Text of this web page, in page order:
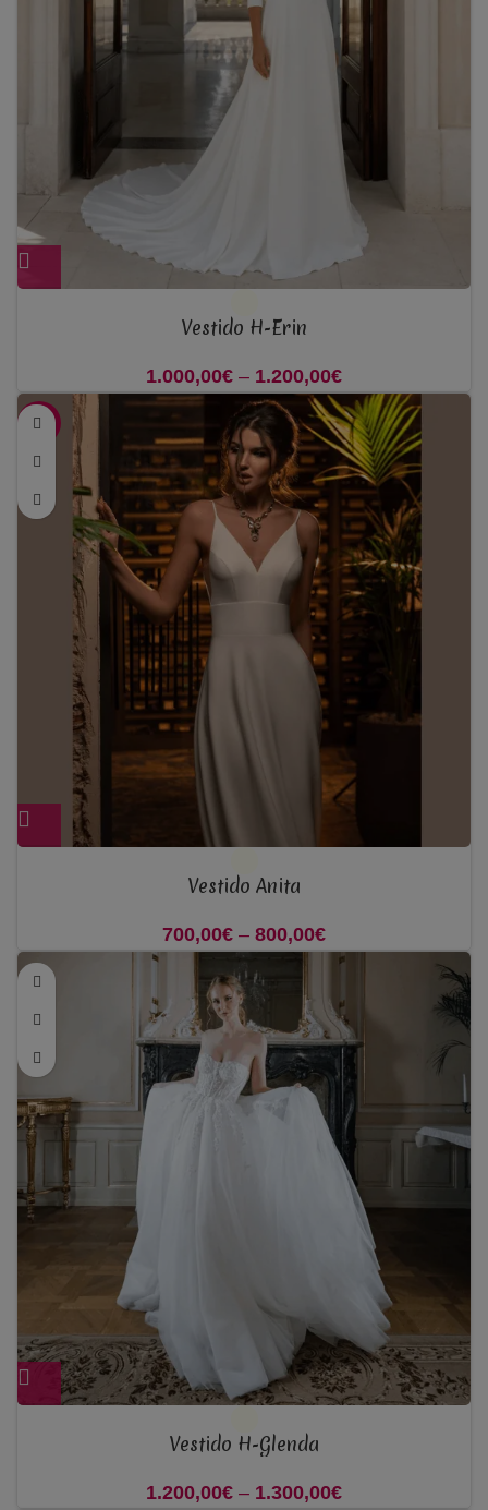
Vestido H-Erin
1.000,00€ – 1.200,00€
1.000,00€
through
1.200,00€
-42%
Vestido Anita
700,00€ – 800,00€
700,00€ through
Vestido H-Glenda
1.200,00€ – 1.300,00€